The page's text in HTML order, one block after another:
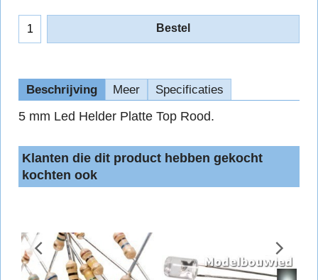
Bestel
Beschrijving Meer Specificaties
5 mm Led Helder Platte Top Rood.
Klanten die dit product hebben gekocht
kochten ook